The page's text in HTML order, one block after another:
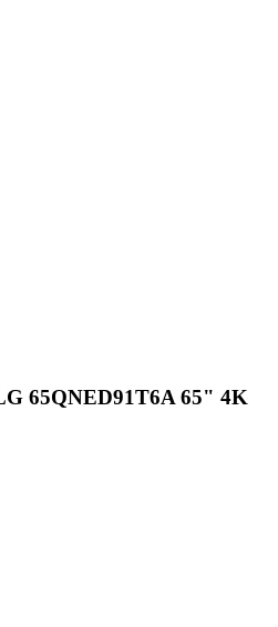
65QNED91T6A 65" 4K